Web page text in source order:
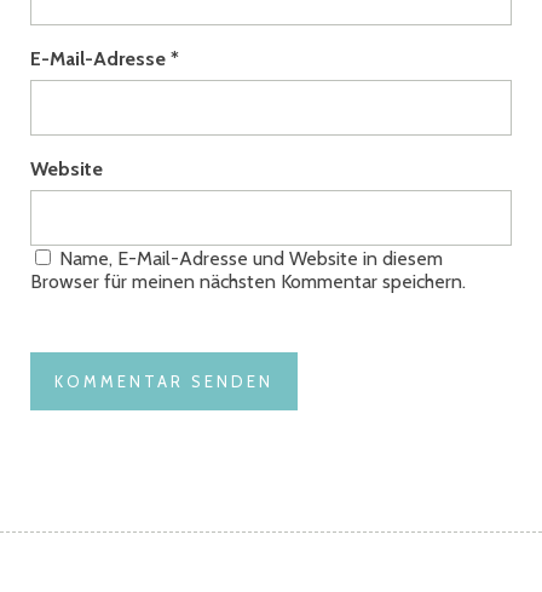
E-Mail-Adresse *
Website
Name, E-Mail-Adresse und Website in diesem
Browser für meinen nächsten Kommentar speichern.